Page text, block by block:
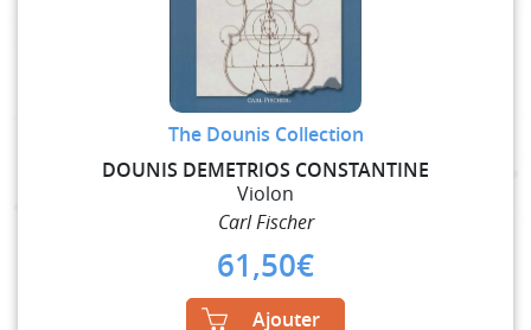
The Dounis Collection
DOUNIS DEMETRIOS CONSTANTINE
Violon
Carl Fischer
61,50€
Ajouter